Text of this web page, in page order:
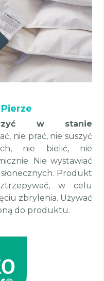
w stanie
nie prać, nie suszyć
nie bielić, nie
Nie wystawiać
Produkt
w celu
zbrylenia. Używać
do produktu.